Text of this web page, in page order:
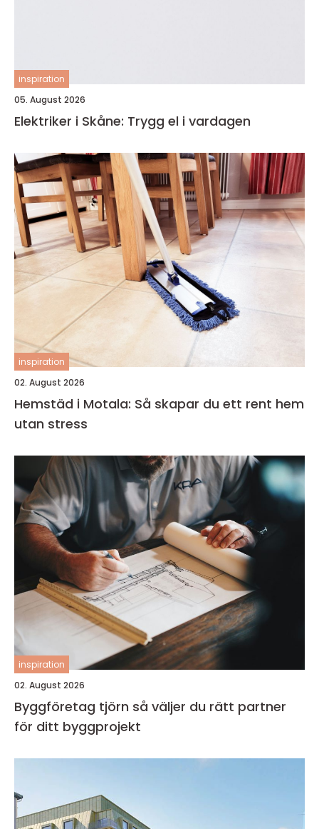
inspiration
05. August 2026
Elektriker i Skåne: Trygg el i vardagen
inspiration
02. August 2026
Hemstäd i Motala: Så skapar du ett rent hem
utan stress
inspiration
02. August 2026
Byggföretag tjörn så väljer du rätt partner
för ditt byggprojekt